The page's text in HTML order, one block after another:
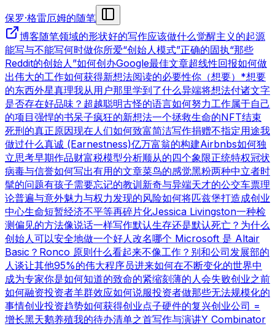
保罗·格雷厄姆的随笔
博客随笔领域的形状好的写作应该做什么觉醒主义的起源
能写与不能写何时做你所爱“创始人模式”正确的固执“那些
Reddit的创始人”如何创办Google最佳文章超线性回报如何做
出伟大的工作如何获得新想法阅读的必要性你（想要）*想要
的东西外星真理我从用户那里学到了什么异端将想法付诸文字
是否存在好品味？ 超越聪明古怪的语言如何努力工作属于自己
的项目强悍的书呆子疯狂的新想法一个拯救生命的NFT结束
死刑的真正原因现在人们如何致富简洁写作捐赠不指定用途我
做过什么真诚 (Earnestness)亿万富翁的构建Airbnbs如何独
立思考早期作品财富税模型分析顺从的四个象限正统特权冠状
病毒与信誉如何写出有用的文章菜鸟的感觉黑粉两种中立者时
髦的问题有孩子需要忘记的教训 新奇与异端天才的公交车票理
论普遍与意外魅力与权力发现的风险如何将匹兹堡打造成创业
中心生命短暂经济不平等再碎片化Jessica Livingston一种检
测偏见的方法像说话一样写作默认生存还是默认死亡？ 为什么
创始人可以安全地做一个好人改名哪个 Microsoft 是 Altair
Basic？ Ronco 原则什么看起来不像工作？ 别和公司发展部的
人谈让其他95%的伟大程序员进来如何在不断变化的世界中
成为专家你是如何知道的致命的紧缩刻薄的人会失败创业之前
如何融资投资者羊群效应如何说服投资者做那些无法规模化的
事情创业投资趋势如何获得创业点子硬件的复兴创业公司 =
增长黑天鹅养殖我的待办清单之首写作与演讲Y Combinator